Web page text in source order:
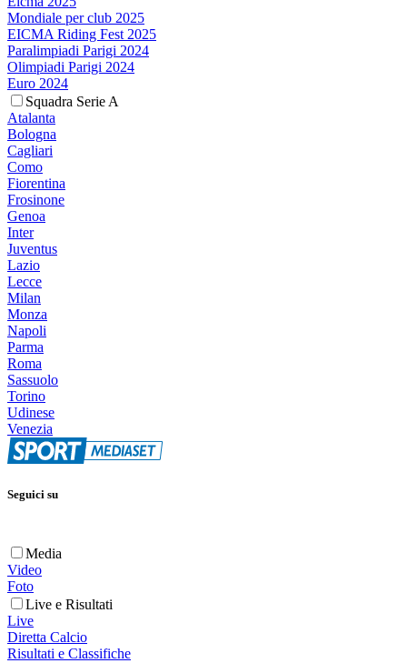
Mondiale per club 2025
EICMA Riding Fest 2025
Paralimpiadi Parigi 2024
Olimpiadi Parigi 2024
Euro 2024
Squadra Serie A
Atalanta
Bologna
Cagliari
Como
Fiorentina
Frosinone
Genoa
Inter
Juventus
Lazio
Lecce
Milan
Monza
Napoli
Parma
Roma
Sassuolo
Torino
Udinese
Venezia
Seguici su
Media
Video
Foto
Live e Risultati
Live
Diretta Calcio
Risultati e Classifiche